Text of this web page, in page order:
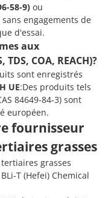
58-9) ou
sans engagements de
d'essai.
aux
TDS, COA, REACH)?
sont enregistrés
UE:Des produits tels
84649-84-3) sont
européen.
fournisseur
grasses
grasses
T (Hefei) Chemical